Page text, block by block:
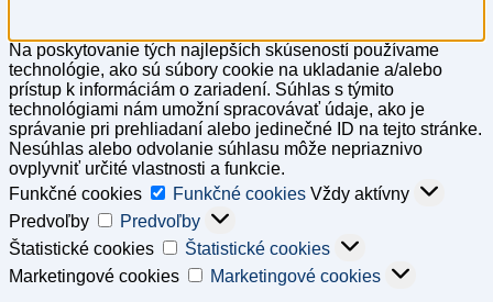
Na poskytovanie tých najlepších skúseností používame
technológie, ako sú súbory cookie na ukladanie a/alebo
prístup k informáciám o zariadení. Súhlas s týmito
technológiami nám umožní spracovávať údaje, ako je
správanie pri prehliadaní alebo jedinečné ID na tejto stránke.
Nesúhlas alebo odvolanie súhlasu môže nepriaznivo
ovplyvniť určité vlastnosti a funkcie.
Funkčné cookies
Funkčné cookies Vždy aktívny
Predvoľby
Predvoľby
Štatistické cookies
Štatistické cookies
Marketingové cookies
Marketingové cookies